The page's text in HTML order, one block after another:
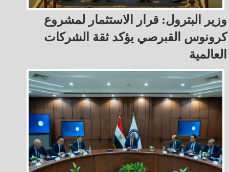
وزير البترول: قرار الاستثمار لمشروع
كرونوس القبرصي يؤكد ثقة الشركات
العالمية